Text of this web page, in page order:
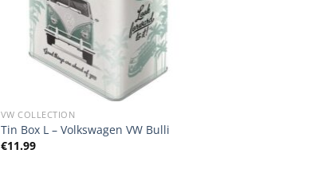
VW COLLECTION
Tin Box L – Volkswagen VW Bulli
€11.99